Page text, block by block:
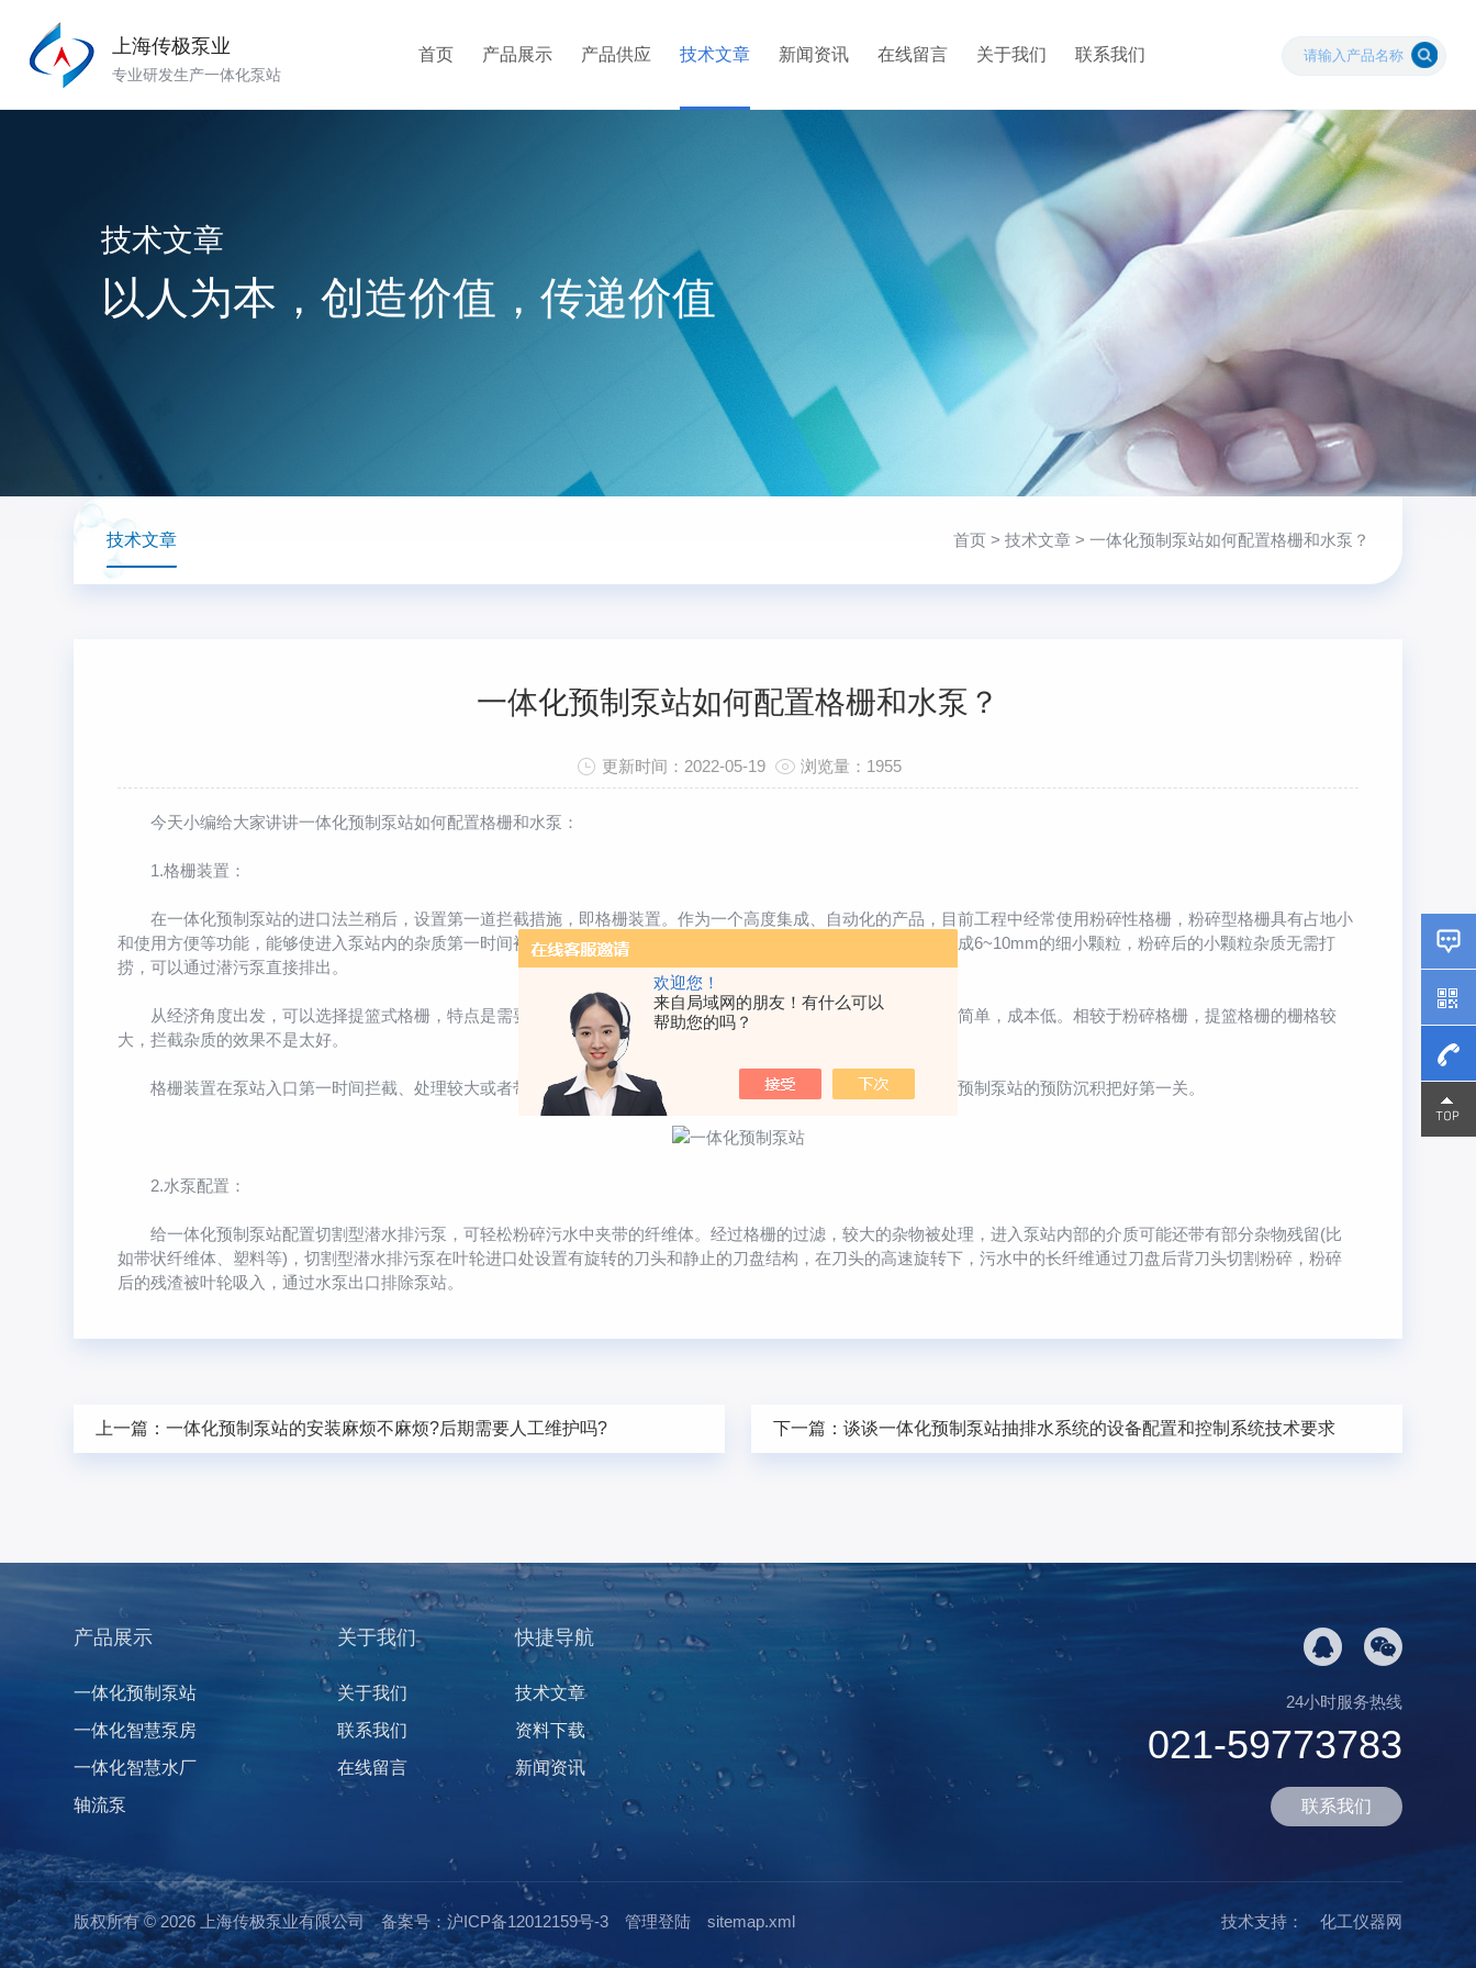
欢迎您！
来自局域网的朋友！有什么可以
帮助您的吗？
上海传极泵业
专业研发生产一体化泵站
首页 产品展示 产品供应 技术文章 新闻资讯 在线留言 关于我们 联系我们
技术文章
以人为本，创造价值，传递价值
首页> 技术文章 > 一体化预制泵站如何配置格栅和水泵？
技术文章
一体化预制泵站如何配置格栅和水泵？
更新时间：2022-05-19 浏览量：1955
今天小编给大家讲讲一体化预制泵站如何配置格栅和水泵：
1.格栅装置：
在一体化预制泵站的进口法兰稍后，设置第一道拦截措施，即格栅装置。作为一个高度集成、自动化的产品，目前工程中经常使用粉碎性格栅，粉碎型格栅具有占地小
和使用方便等功能，能够使进入泵站内的杂质第一时间被切割粉碎。粉碎格栅能够把污水中的悬浮物和漂浮垃圾粉碎成6~10mm的细小颗粒，粉碎后的小颗粒杂质无需打
捞，可以通过潜污泵直接排出。
从经济角度出发，可以选择提篮式格栅，特点是需要定期将格栅从泵站内提出，清理格栅内拦截下的杂物，结构简单，成本低。相较于粉碎格栅，提篮格栅的栅格较
大，拦截杂质的效果不是太好。
格栅装置在泵站入口第一时间拦截、处理较大或者带状杂质，避免较大杂物进入泵站内部从而产生杂物堆积，为预制泵站的预防沉积把好第一关。
2.水泵配置：
给一体化预制泵站配置切割型潜水排污泵，可轻松粉碎污水中夹带的纤维体。经过格栅的过滤，较大的杂物被处理，进入泵站内部的介质可能还带有部分杂物残留(比
如带状纤维体、塑料等)，切割型潜水排污泵在叶轮进口处设置有旋转的刀头和静止的刀盘结构，在刀头的高速旋转下，污水中的长纤维通过刀盘后背刀头切割粉碎，粉碎
后的残渣被叶轮吸入，通过水泵出口排除泵站。
上一篇：一体化预制泵站的安装麻烦不麻烦?后期需要人工维护吗? 下一篇：谈谈一体化预制泵站抽排水系统的设备配置和控制系统技术要求
产品展示
一体化预制泵站
一体化智慧泵房
一体化智慧水厂
轴流泵
关于我们
关于我们
联系我们
在线留言
快捷导航
技术文章
资料下载
新闻资讯
24小时服务热线
021-59773783
联系我们
版权所有 © 2026 上海传极泵业有限公司备案号：沪ICP备12012159号-3 管理登陆 sitemap.xml 技术支持： 化工仪器网